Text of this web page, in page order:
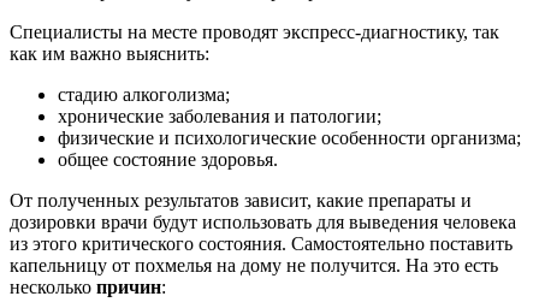
Специалисты на месте проводят экспресс-диагностику, так
как им важно выяснить:
стадию алкоголизма;
хронические заболевания и патологии;
физические и психологические особенности организма;
общее состояние здоровья.
От полученных результатов зависит, какие препараты и
дозировки врачи будут использовать для выведения человека
из этого критического состояния. Самостоятельно поставить
капельницу от похмелья на дому не получится. На это есть
несколько причин: